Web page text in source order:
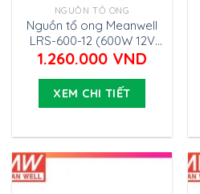
NGUỒN TỔ ONG
Nguồn tổ ong Meanwell
LRS-600-12 (600W 12V
50A)
1.260.000 VND
XEM CHI TIẾT